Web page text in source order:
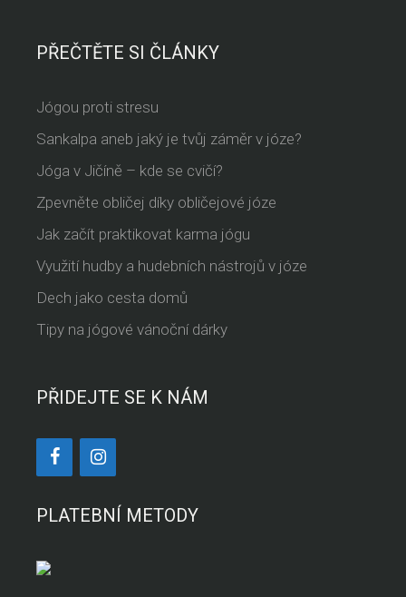
PŘEČTĚTE SI ČLÁNKY
Jógou proti stresu
Sankalpa aneb jaký je tvůj záměr v józe?
Jóga v Jičíně – kde se cvičí?
Zpevněte obličej díky obličejové józe
Jak začít praktikovat karma jógu
Využití hudby a hudebních nástrojů v józe
Dech jako cesta domů
Tipy na jógové vánoční dárky
PŘIDEJTE SE K NÁM
PLATEBNÍ METODY